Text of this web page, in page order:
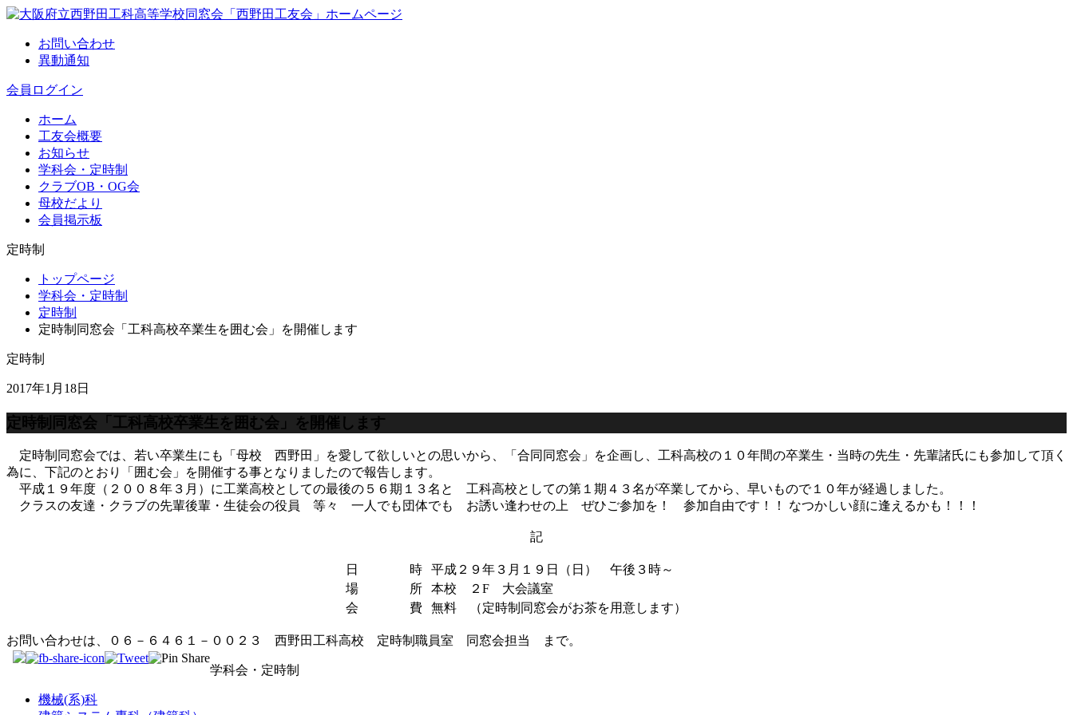
お問い合わせ
異動通知
会員ログイン
ホーム
工友会概要
お知らせ
学科会・定時制
クラブOB・OG会
母校だより
会員掲示板
定時制
トップページ
学科会・定時制
定時制
定時制同窓会「工科高校卒業生を囲む会」を開催します
定時制
2017年1月18日
定時制同窓会「工科高校卒業生を囲む会」を開催します
定時制同窓会では、若い卒業生にも「母校 西野田」を愛して欲しいとの思いから、「合同同窓会」を企画し、工科高校の１０年間の卒業生・当時の先生・先輩諸氏にも参加して頂く
為に、下記のとおり「囲む会」を開催する事となりましたので報告します。
平成１９年度（２００８年３月）に工業高校としての最後の５６期１３名と 工科高校としての第１期４３名が卒業してから、早いもので１０年が経過しました。
クラスの友達・クラブの先輩後輩・生徒会の役員 等々 一人でも団体でも お誘い逢わせの上 ぜひご参加を！ 参加自由です！！ なつかしい顔に逢えるかも！！！
記
日 時
平成２９年３月１９日（日） 午後３時～
場 所
本校 ２F 大会議室
会 費
無料 （定時制同窓会がお茶を用意します）
お問い合わせは、０６－６４６１－００２３ 西野田工科高校 定時制職員室 同窓会担当 まで。
学科会・定時制
機械(系)科